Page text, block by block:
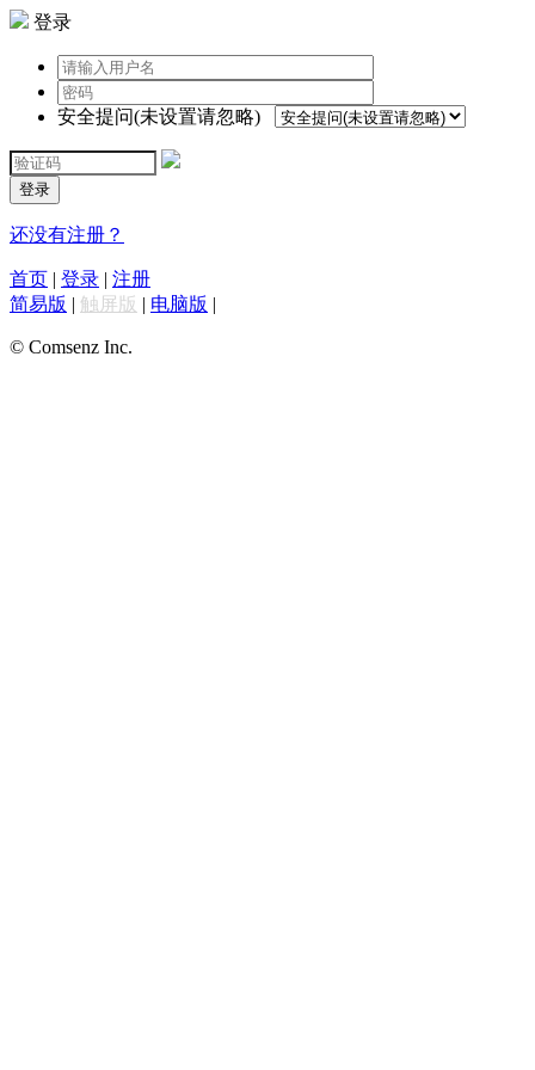
登录
安全提问(未设置请忽略)
登录
还没有注册？
首页 | 登录 | 注册
简易版 | 触屏版 | 电脑版 |
© Comsenz Inc.